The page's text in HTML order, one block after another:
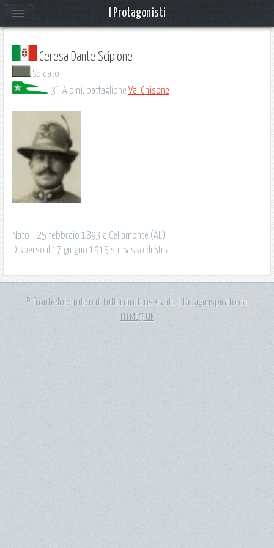
Ceresa Dante Scipione
Soldato
3° Alpini, battaglione Val Chisone
Nato il 25 febbraio 1893 a Cellamonte (AL)
Disperso il 17 giugno 1915 sul Sasso di Stria
© frontedolomitico.it Tutti i diritti riservati. | Design ispirato da:
HTML5 UP
I Protagonisti